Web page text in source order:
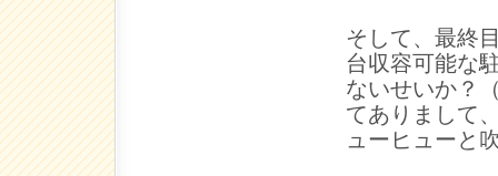
そして、最終
台収容可能な
ないせいか？
てありまして
ューヒューと